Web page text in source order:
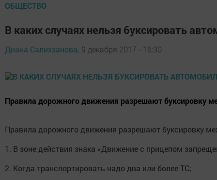
ОБЩЕСТВО
В каких случаях нельзя буксировать
Диана Салихзанова, 9 декабря 2017 - 16:30
Правила дорожного движения разрешают буксировку
Правила дорожного движения разрешают буксировку
1. В зоне действия знака «Движение с прицепом
2. Когда транспортировать надо два или более ТС;